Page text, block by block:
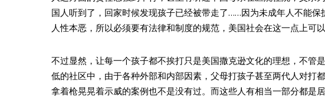
国人听到了，回家时候发现孩子已经被带走了……因为未成年人不能
人性本恶，所以必须要有法律和制度的规范，美国社会在这一点上可以
不过显然，让每一个孩子都不挨打只是美国撒克逊文化的理想，不管
低的社区中，由于各种外部和内部因素，父母打孩子甚至两代人对打
拿着枪晃晃着示威的案例也不是没有过。而这些人有相当一部分都是